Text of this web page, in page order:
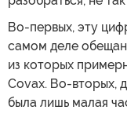
Во-первых, эту
самом деле
из которых
Covax. Во-вторых,
была лишь малая